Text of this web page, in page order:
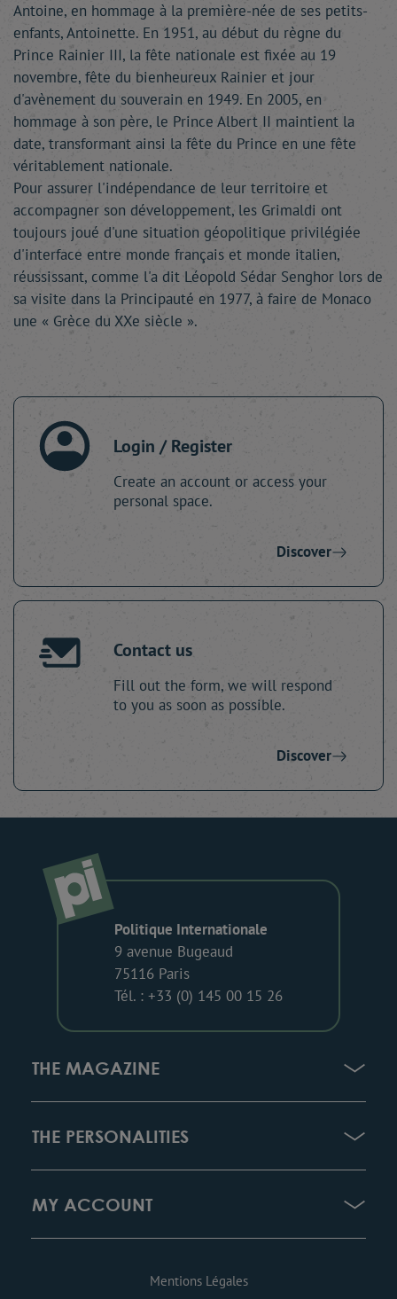
Antoine, en hommage à la première-née de ses petits-
enfants, Antoinette. En 1951, au début du règne du
Prince Rainier III, la fête nationale est fixée au 19
novembre, fête du bienheureux Rainier et jour
d'avènement du souverain en 1949. En 2005, en
hommage à son père, le Prince Albert II maintient la
date, transformant ainsi la fête du Prince en une fête
véritablement nationale.
Pour assurer l'indépendance de leur territoire et
accompagner son développement, les Grimaldi ont
toujours joué d'une situation géopolitique privilégiée
d'interface entre monde français et monde italien,
réussissant, comme l'a dit Léopold Sédar Senghor lors de
sa visite dans la Principauté en 1977, à faire de Monaco
une « Grèce du XXe siècle ».
Login / Register
Create an account or access your
personal space.
Discover
Contact us
Fill out the form, we will respond
to you as soon as possible.
Discover
Politique Internationale
9 avenue Bugeaud
75116 Paris
Tél. : +33 (0) 145 00 15 26
THE MAGAZINE
THE PERSONALITIES
MY ACCOUNT
Mentions Légales